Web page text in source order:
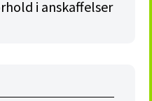
i anskaffelser